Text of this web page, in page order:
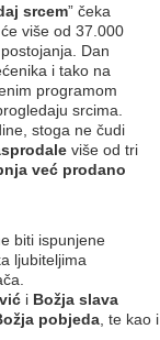
srcem” čeka
više od 37.000
Dan
i tako na
programom
srcima.
stoga ne čudi
više od tri
već prodano
biti ispunjene
ljubiteljima
i Božja slava
pobjeda , te kao i